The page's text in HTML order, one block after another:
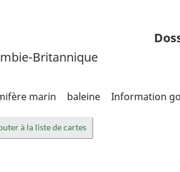
Britannique
marin baleine Information
à la liste de cartes